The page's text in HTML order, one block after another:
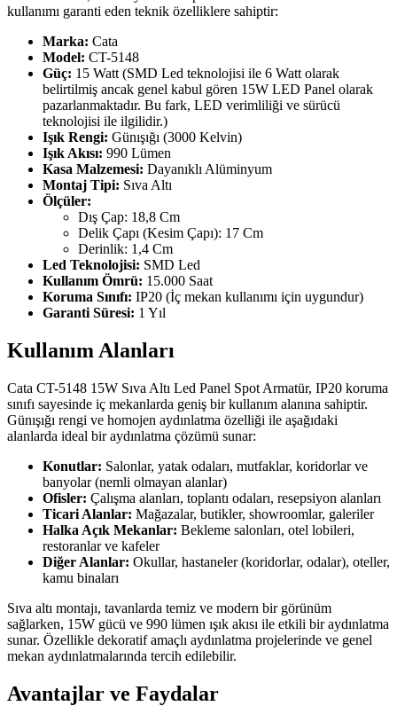
kullanımı garanti eden teknik özelliklere sahiptir:
Marka: Cata
Model: CT-5148
Güç: 15 Watt (SMD Led teknolojisi ile 6 Watt olarak
belirtilmiş ancak genel kabul gören 15W LED Panel olarak
pazarlanmaktadır. Bu fark, LED verimliliği ve sürücü
teknolojisi ile ilgilidir.)
Işık Rengi: Günışığı (3000 Kelvin)
Işık Akısı: 990 Lümen
Kasa Malzemesi: Dayanıklı Alüminyum
Montaj Tipi: Sıva Altı
Ölçüler:
Dış Çap: 18,8 Cm
Delik Çapı (Kesim Çapı): 17 Cm
Derinlik: 1,4 Cm
Led Teknolojisi: SMD Led
Kullanım Ömrü: 15.000 Saat
Koruma Sınıfı: IP20 (İç mekan kullanımı için uygundur)
Garanti Süresi: 1 Yıl
Kullanım Alanları
Cata CT-5148 15W Sıva Altı Led Panel Spot Armatür, IP20 koruma
sınıfı sayesinde iç mekanlarda geniş bir kullanım alanına sahiptir.
Günışığı rengi ve homojen aydınlatma özelliği ile aşağıdaki
alanlarda ideal bir aydınlatma çözümü sunar:
Konutlar: Salonlar, yatak odaları, mutfaklar, koridorlar ve
banyolar (nemli olmayan alanlar)
Ofisler: Çalışma alanları, toplantı odaları, resepsiyon alanları
Ticari Alanlar: Mağazalar, butikler, showroomlar, galeriler
Halka Açık Mekanlar: Bekleme salonları, otel lobileri,
restoranlar ve kafeler
Diğer Alanlar: Okullar, hastaneler (koridorlar, odalar), oteller,
kamu binaları
Sıva altı montajı, tavanlarda temiz ve modern bir görünüm
sağlarken, 15W gücü ve 990 lümen ışık akısı ile etkili bir aydınlatma
sunar. Özellikle dekoratif amaçlı aydınlatma projelerinde ve genel
mekan aydınlatmalarında tercih edilebilir.
Avantajlar ve Faydalar